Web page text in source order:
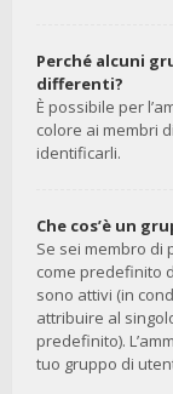
Perché alcuni
differenti?
È possibile per
colore ai membri
identificarli.
Che cos’è un
Se sei membro di
come predefinito
sono attivi (in
attribuire al
predefinito).
tuo gruppo di